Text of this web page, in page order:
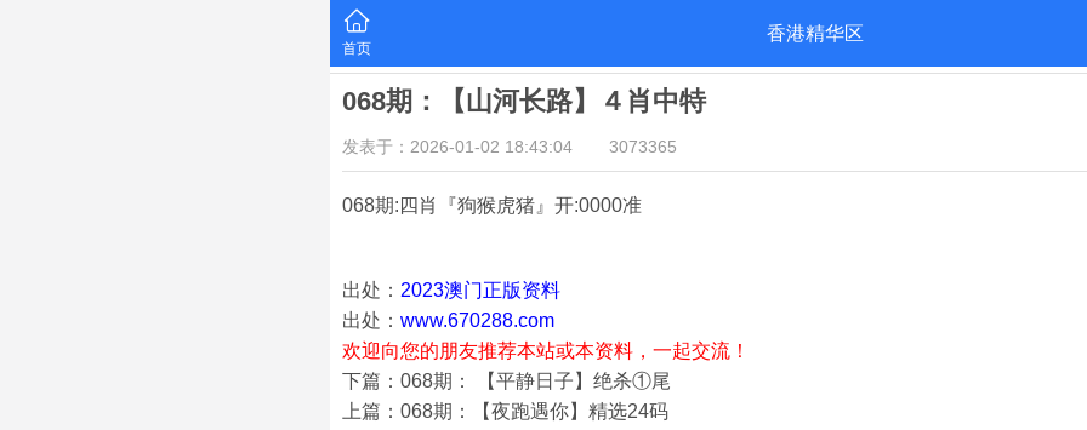
首页
香港精华区
068期：【山河长路】４肖中特
发表于：2026-01-02 18:43:04 3073365
068期:四肖『狗猴虎猪 』开:0000准
出处： 2023澳门正版资料
出处： www.670288.com
欢迎向您的朋友推荐本站或本资料，一起交流！
下篇：068期： 【平静日子】绝杀①尾
上篇：068期：【夜跑遇你】精选24码